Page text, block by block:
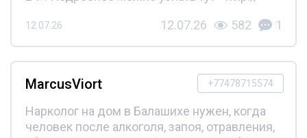
12.07.26 12.07.26 582 1
+77478715574
MarcusViort
Нарколог на дом в Балашихе нужен, когда
человек после алкоголя, запоя, отравления,